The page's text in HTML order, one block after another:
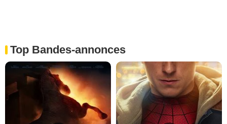
Top Bandes-annonces